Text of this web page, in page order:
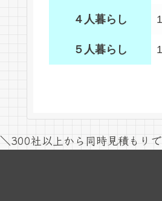
４人暮らし
５人暮らし
＼300社以上から同時見積もり